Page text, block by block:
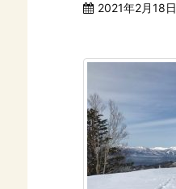
2021年2月18日